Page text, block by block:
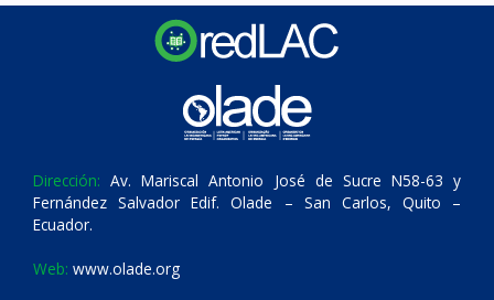
Dirección: Av. Mariscal Antonio José de Sucre N58-63 y
Fernández Salvador Edif. Olade – San Carlos, Quito –
Ecuador.
Web: www.olade.org